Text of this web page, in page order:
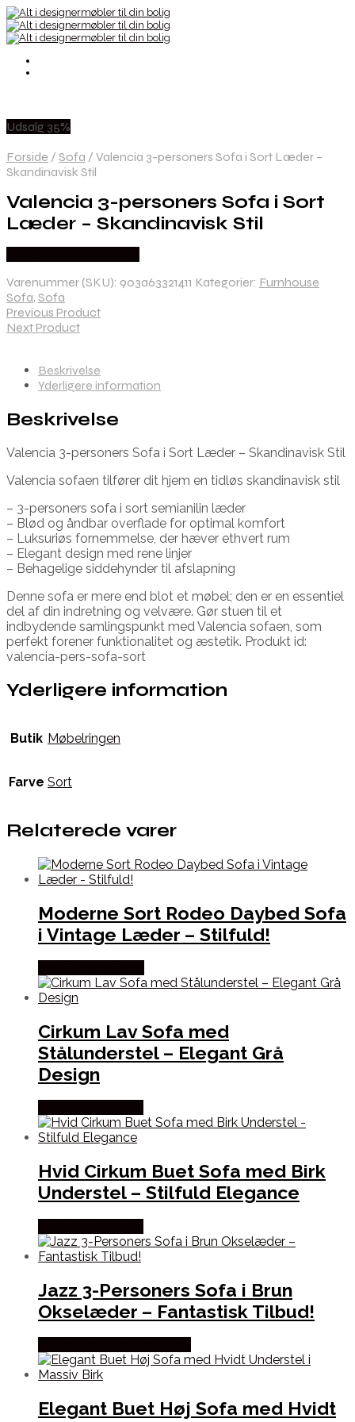
Udsalg 35%
Forside / Sofa / Valencia 3-personers Sofa i Sort Læder –
Skandinavisk Stil
Valencia 3-personers Sofa i Sort
Læder – Skandinavisk Stil
Varenummer (SKU): 903a63321411 Kategorier: Furnhouse
Sofa, Sofa
Previous Product
Next Product
Beskrivelse
Yderligere information
Beskrivelse
Valencia 3-personers Sofa i Sort Læder – Skandinavisk Stil
Valencia sofaen tilfører dit hjem en tidløs skandinavisk stil
– 3-personers sofa i sort semianilin læder
– Blød og åndbar overflade for optimal komfort
– Luksuriøs fornemmelse, der hæver ethvert rum
– Elegant design med rene linjer
– Behagelige siddehynder til afslapning
Denne sofa er mere end blot et møbel; den er en essentiel
del af din indretning og velvære. Gør stuen til et
indbydende samlingspunkt med Valencia sofaen, som
perfekt forener funktionalitet og æstetik. Produkt id:
valencia-pers-sofa-sort
Yderligere information
Butik Møbelringen
Farve Sort
Relaterede varer
Moderne Sort Rodeo Daybed Sofa
i Vintage Læder – Stilfuld!
Cirkum Lav Sofa med
Stålunderstel – Elegant Grå
Design
Hvid Cirkum Buet Sofa med Birk
Understel – Stilfuld Elegance
Jazz 3-Personers Sofa i Brun
Okselæder – Fantastisk Tilbud!
Elegant Buet Høj Sofa med Hvidt